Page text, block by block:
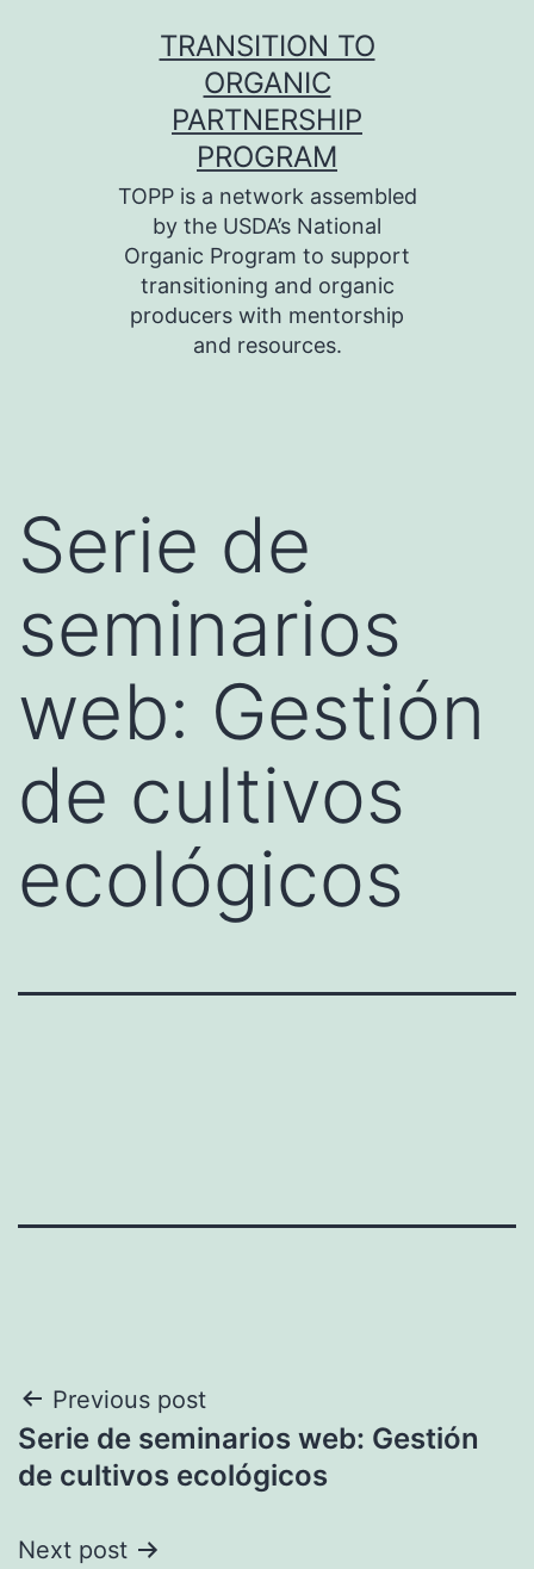
TRANSITION TO
ORGANIC
PARTNERSHIP
PROGRAM
TOPP is a network assembled
by the USDA’s National
Organic Program to support
transitioning and organic
producers with mentorship
and resources.
Serie de
seminarios
web: Gestión
de cultivos
ecológicos
Navegación
de
Previous post
Serie de seminarios web: Gestión
de cultivos ecológicos
Next post